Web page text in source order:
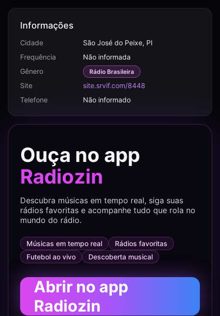
Informações
Cidade
São José do Peixe, PI
Frequência
Não informada
Gênero
Rádio Brasileira
Site
site.srvif.com/8448
Telefone
Não informado
Ouça no app
Radiozin
Descubra músicas em tempo real, siga suas
rádios favoritas e acompanhe tudo que rola no
mundo do rádio.
Músicas em tempo real
Rádios favoritas
Futebol ao vivo
Descoberta musical
Abrir no app
Radiozin